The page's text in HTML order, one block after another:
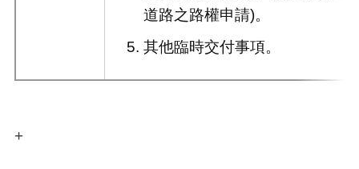
道路之路權申請)。
其他臨時交付事項。
+